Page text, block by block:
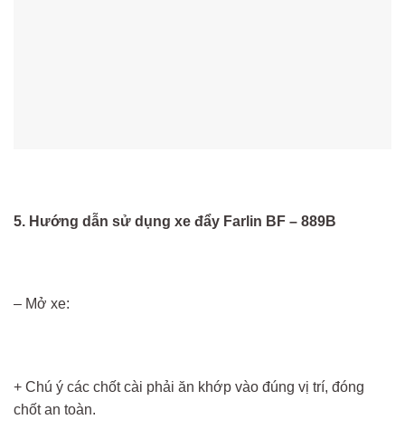
5. Hướng dẫn sử dụng xe đẩy Farlin BF – 889B
– Mở xe:
+ Chú ý các chốt cài phải ăn khớp vào đúng vị trí, đóng
chốt an toàn.